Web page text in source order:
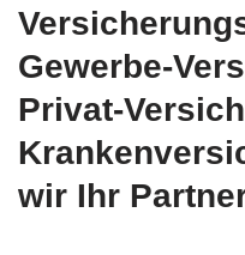
Gewerbe-
Privat-
wir Ihr